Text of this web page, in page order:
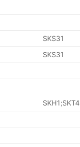
SKS31
SKS31
SKH1;SKT4